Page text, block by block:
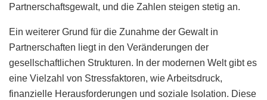
Partnerschaftsgewalt, und die Zahlen steigen stetig an.
Ein weiterer Grund für die Zunahme der Gewalt in
Partnerschaften liegt in den Veränderungen der
gesellschaftlichen Strukturen. In der modernen Welt gibt es
eine Vielzahl von Stressfaktoren, wie Arbeitsdruck,
finanzielle Herausforderungen und soziale Isolation. Diese